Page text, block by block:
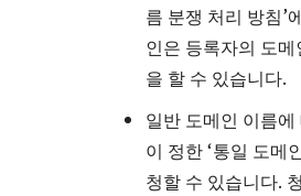
름 분쟁 처리 방침’
인은 등록자의 도
을 할 수 있습니다.
일반 도메인 이름
이 정한 ‘통일 도메
청할 수 있습니다.